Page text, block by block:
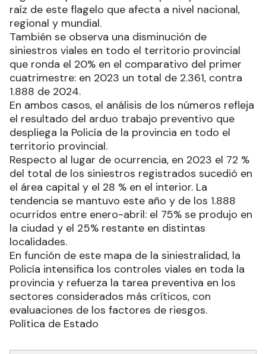
raíz de este flagelo que afecta a nivel nacional,
regional y mundial.
También se observa una disminución de
siniestros viales en todo el territorio provincial
que ronda el 20% en el comparativo del primer
cuatrimestre: en 2023 un total de 2.361, contra
1.888 de 2024.
En ambos casos, el análisis de los números refleja
el resultado del arduo trabajo preventivo que
despliega la Policía de la provincia en todo el
territorio provincial.
Respecto al lugar de ocurrencia, en 2023 el 72 %
del total de los siniestros registrados sucedió en
el área capital y el 28 % en el interior. La
tendencia se mantuvo este año y de los 1.888
ocurridos entre enero-abril: el 75% se produjo en
la ciudad y el 25% restante en distintas
localidades.
En función de este mapa de la siniestralidad, la
Policía intensifica los controles viales en toda la
provincia y refuerza la tarea preventiva en los
sectores considerados más críticos, con
evaluaciones de los factores de riesgos.
Política de Estado